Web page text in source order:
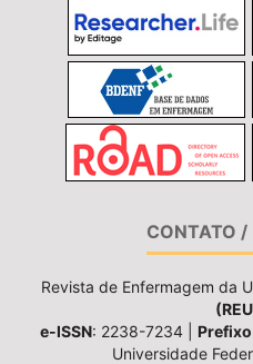
CONTATO /
Revista de Enfermagem da
e-ISSN: 2238-7234 | Prefixo
Universidade